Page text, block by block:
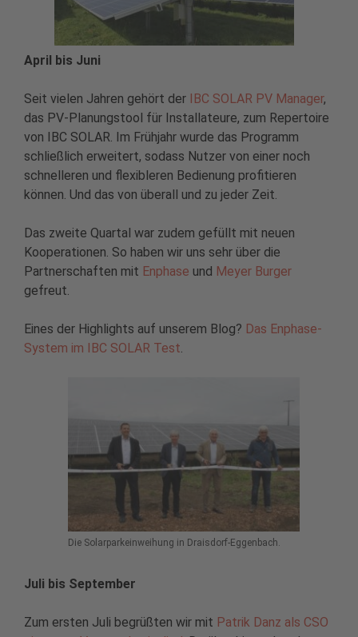
April bis Juni
Seit vielen Jahren gehört der IBC SOLAR PV Manager,
das PV-Planungstool für Installateure, zum Repertoire
von IBC SOLAR. Im Frühjahr wurde das Programm
schließlich erweitert, sodass Nutzer von einer noch
schnelleren und flexibleren Bedienung profitieren
können. Und das von überall und zu jeder Zeit.
Das zweite Quartal war zudem gefüllt mit neuen
Kooperationen. So haben wir uns sehr über die
Partnerschaften mit Enphase und Meyer Burger
gefreut.
Eines der Highlights auf unserem Blog? Das Enphase-
System im IBC SOLAR Test
Die Solarparkeinweihung in Draisdorf-Eggenbach.
Juli bis September
Zum ersten Juli begrüßten wir mit Patrik Danz als CSO